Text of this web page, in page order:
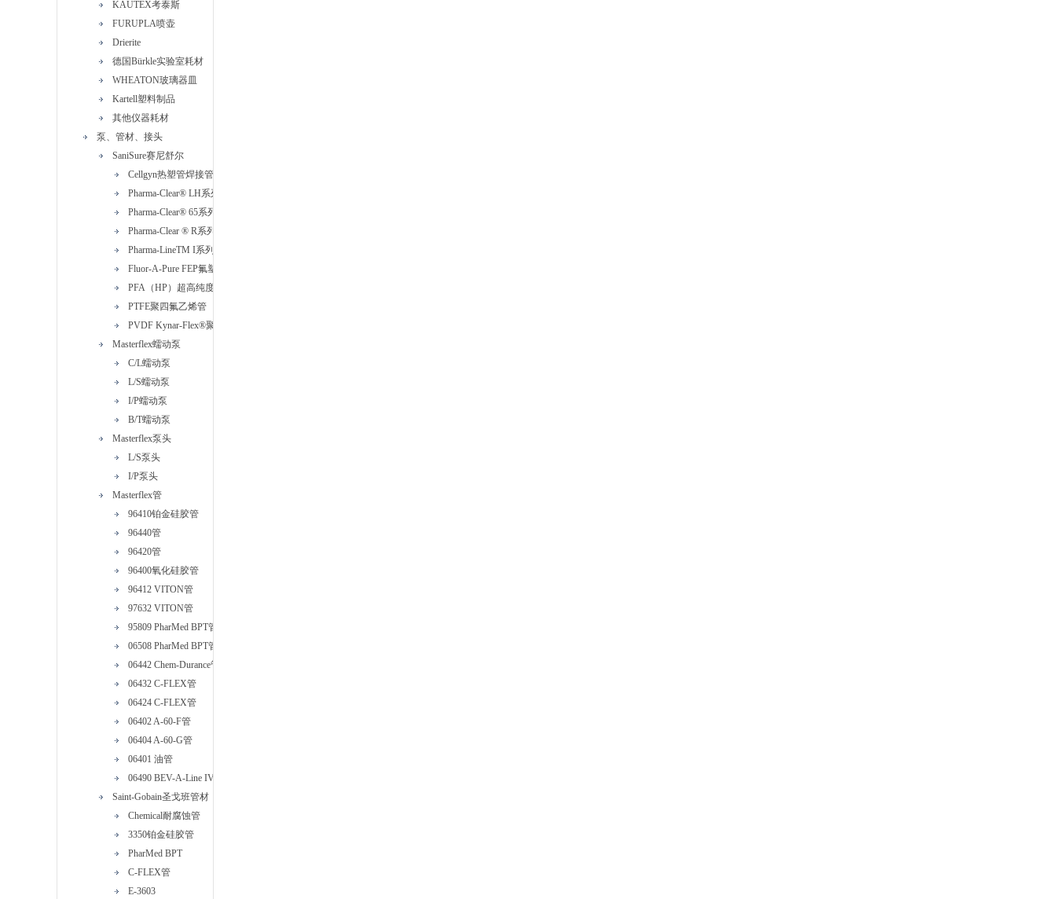
KAUTEX考泰斯
FURUPLA喷壶
Drierite
德国Bürkle实验室耗材
WHEATON玻璃器皿
Kartell塑料制品
其他仪器耗材
泵、管材、接头
SaniSure赛尼舒尔
Cellgyn热塑管焊接管
Pharma-Clear® LH系列铂金硅胶管
Pharma-Clear® 65系列铂金硅胶管
Pharma-LineTM I系列热塑性硫化橡胶(TPV)管
Fluor-A-Pure FEP氟塑料管
PFA（HP）超高纯度PFA管
PTFE聚四氟乙烯管
PVDF Kynar-Flex®聚偏二氟乙烯管
Masterflex蠕动泵
C/L蠕动泵
L/S蠕动泵
I/P蠕动泵
B/T蠕动泵
Masterflex泵头
L/S泵头
I/P泵头
Masterflex管
96410铂金硅胶管
96440管
96420管
96400氧化硅胶管
96412 VITON管
97632 VITON管
95809 PharMed BPT管
06508 PharMed BPT管
06442 Chem-Durance管
06432 C-FLEX管
06424 C-FLEX管
06402 A-60-F管
06404 A-60-G管
06401 油管
06490 BEV-A-Line IV管
Saint-Gobain圣戈班管材
Chemical耐腐蚀管
3350铂金硅胶管
PharMed BPT
C-FLEX管
E-3603